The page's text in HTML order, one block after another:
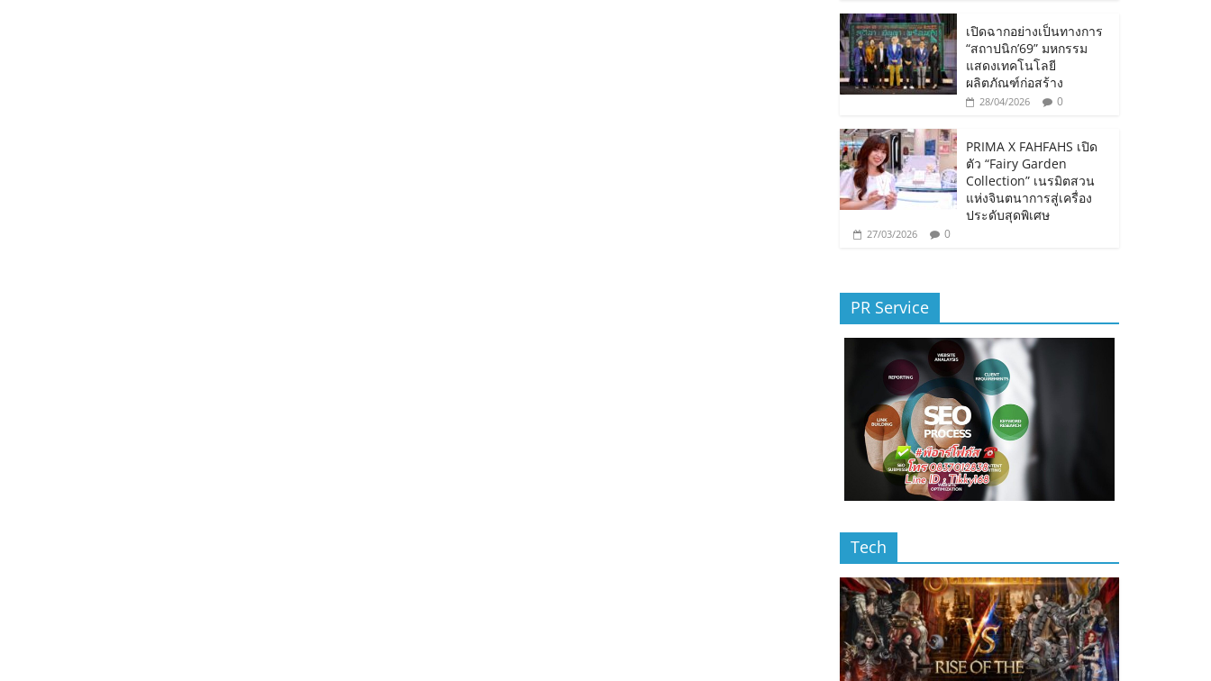
เปิดฉากอย่างเป็นทางการ
“สถาปนิก’69” มหกรรม
แสดงเทคโนโลยี
ผลิตภัณฑ์ก่อสร้าง
28/04/2026 0
PRIMA X FAHFAHS เปิด
ตัว “Fairy Garden
Collection” เนรมิตสวน
แห่งจินตนาการสู่เครื่อง
ประดับสุดพิเศษ
27/03/2026 0
PR Service
Tech